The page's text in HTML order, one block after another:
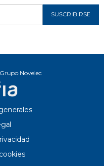
SUSCRIBIRSE
Novelec